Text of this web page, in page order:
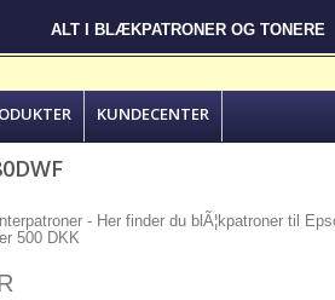
ALT I BLÆKPATRONER OG TONERE
KUNDECENTER
- Her finder du blÃ¦kpatroner til
500 DKK